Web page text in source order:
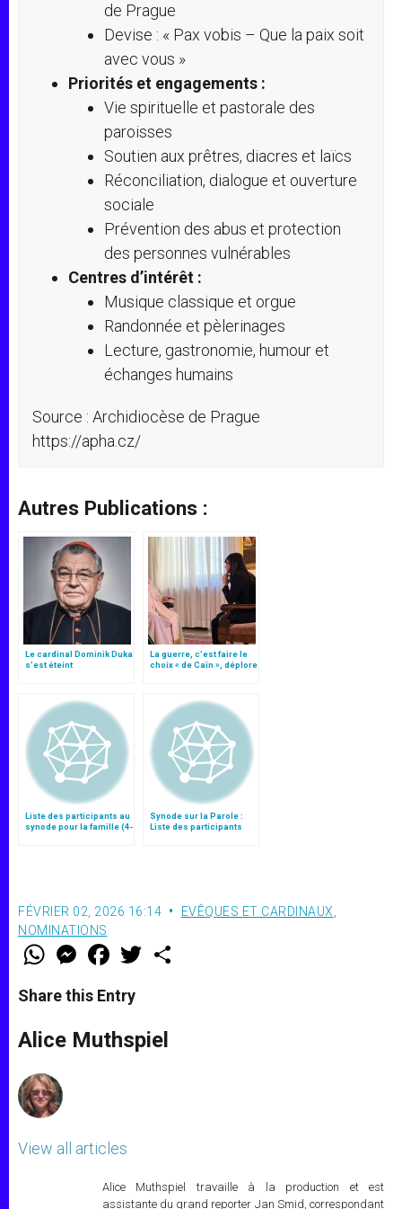
de Prague
Devise : « Pax vobis – Que la paix soit
avec vous »
Priorités et engagements :
Vie spirituelle et pastorale des
paroisses
Soutien aux prêtres, diacres et laïcs
Réconciliation, dialogue et ouverture
sociale
Prévention des abus et protection
des personnes vulnérables
Centres d’intérêt :
Musique classique et orgue
Randonnée et pèlerinages
Lecture, gastronomie, humour et
échanges humains
Source : Archidiocèse de Prague
https://apha.cz/
Autres Publications :
Le cardinal Dominik Duka
s’est éteint
La guerre, c’est faire le
choix « de Caïn », déplore
Liste des participants au
synode pour la famille (4-
Synode sur la Parole :
Liste des participants
FÉVRIER 02, 2026 16:14 EVÊQUES ET CARDINAUX,
NOMINATIONS
W
t
s
p
p
M
e
s
e
g
e
F
a
e
b
o
k
w
r
Share this Entry
Alice Muthspiel
View all articles
Alice Muthspiel travaille à la production et est
assistante du grand reporter Jan Smid, correspondant